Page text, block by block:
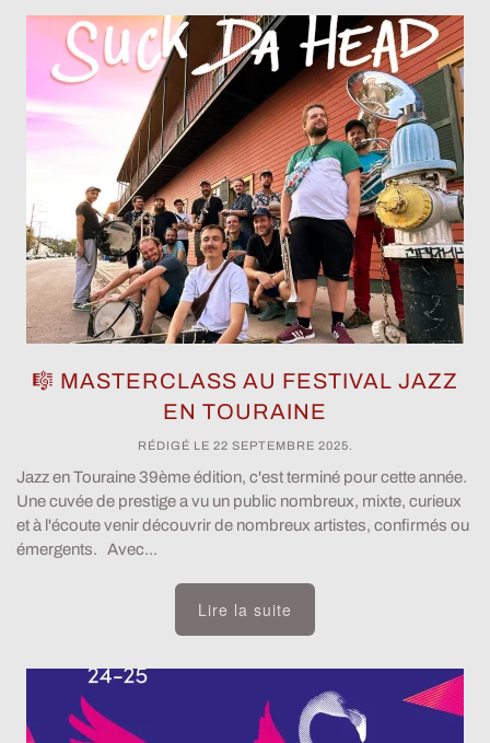
🎼 MASTERCLASS AU FESTIVAL JAZZ
EN TOURAINE
RÉDIGÉ LE 22 SEPTEMBRE 2025
Jazz en Touraine 39ème édition, c'est terminé pour cette année.
Une cuvée de prestige a vu un public nombreux, mixte, curieux
et à l'écoute venir découvrir de nombreux artistes, confirmés ou
émergents. Avec...
Lire la suite